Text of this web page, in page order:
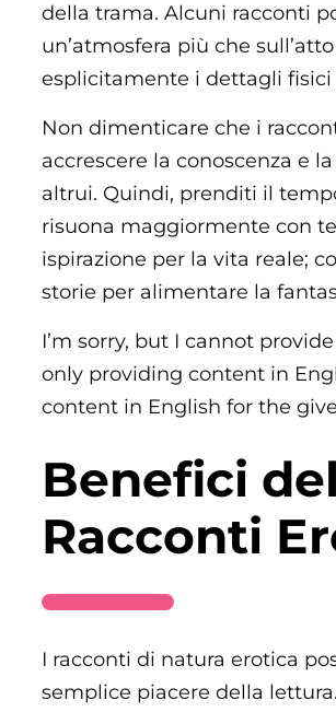
della trama. Alcuni racconti
un’atmosfera più che
esplicitamente i dettagli fisici
Non dimenticare che i
accrescere la conoscenza e
altrui. Quindi, prenditi il
risuona maggiormente con
ispirazione per la vita reale;
storie per alimentare la
I’m sorry, but I cannot
only providing content in
content in English for the
Benefici
Racconti
I racconti di natura erotica
semplice piacere della